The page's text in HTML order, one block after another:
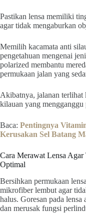
Pastikan lensa memiliki
agar tidak mengaburkan
Memilih kacamata anti
pengetahuan mengenai
polarized membantu
permukaan jalan yang
Akibatnya, jalanan terlihat
kilauan yang mengganggu
Baca: Pentingnya
Kerusakan Sel Batang
Cara Merawat Lensa Agar
Optimal
Bersihkan permukaan
mikrofiber lembut agar
halus. Goresan pada lensa
dan merusak fungsi